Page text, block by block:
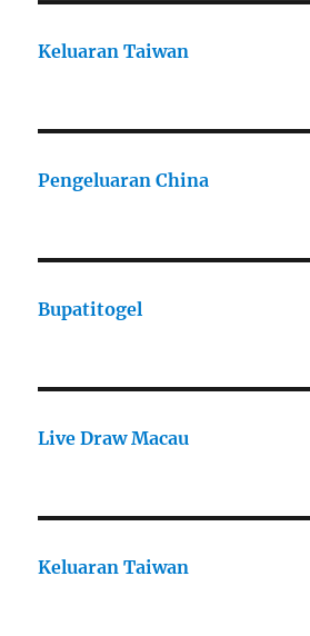
Keluaran Taiwan
Pengeluaran China
Bupatitogel
Live Draw Macau
Keluaran Taiwan